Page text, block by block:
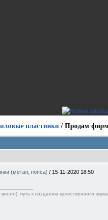
пластинки / Продам
(метал, попса) / 15-11-2020 18:50
путь к созданию качественного звука